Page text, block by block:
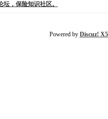
，保险知识社区。
Powered by Discuz!